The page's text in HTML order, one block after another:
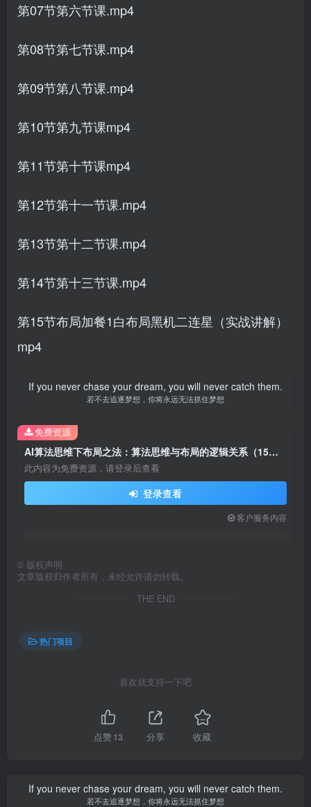
第07节第六节课.mp4
第08节第七节课.mp4
第09节第八节课.mp4
第10节第九节课mp4
第11节第十节课mp4
第12节第十一节课.mp4
第13节第十二节课.mp4
第14节第十三节课.mp4
第15节布局加餐1白布局黑机二连星（实战讲解）
mp4
If you never chase your dream, you will never catch them.
若不去追逐梦想，你将永远无法抓住梦想
AI算法思维下布局之法：算法思维与布局的逻辑关系（15节）
此内容为免费资源，请登录后查看
登录查看
客户服务内容
免费资源
© 版权声明
文章版权归作者所有，未经允许请勿转载。
THE END
热门项目
喜欢就支持一下吧
点赞13 分享 收藏
If you never chase your dream, you will never catch them.
若不去追逐梦想，你将永远无法抓住梦想